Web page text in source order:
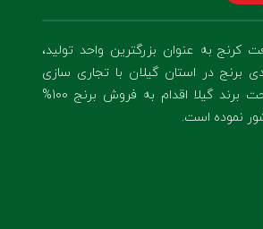
به عنوان بزرگترین واحد تولید،
برنج در استان گیلان با تجاری سازی
محصولات خود تحت برند گیلا اقدام به فروش برنج 100%
نموده است.